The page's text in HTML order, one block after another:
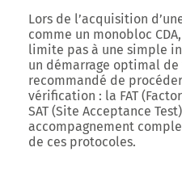
Lors de l’acquisition
comme un monobloc
limite pas à une simple
un démarrage optimal
recommandé de
vérification : la FAT
SAT (Site Acceptance Test)
accompagnement
de ces protocoles.